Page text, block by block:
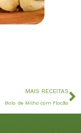
MAIS RECEITAS
Bolo de Milho com Flocão